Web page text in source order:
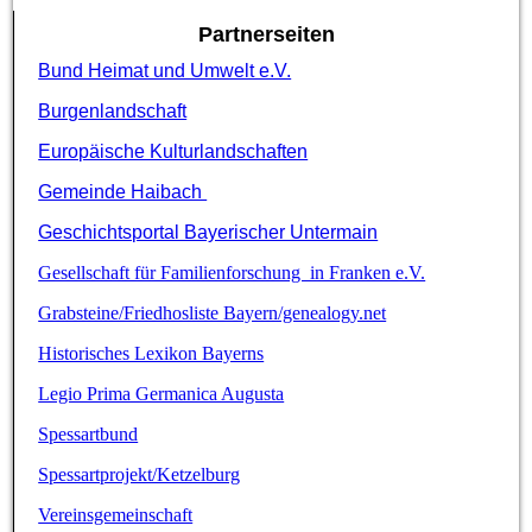
Partnerseiten
Bund Heimat und Umwelt e.V.
Burgenlandschaft
Europäische Kulturlandschaften
Gemeinde Haibach
Geschichtsportal Bayerischer Untermain
Gesellschaft für Familienforschung in Franken e.V.
Grabsteine/Friedhosliste Bayern/genealogy.net
Historisches Lexikon Bayerns
Legio Prima Germanica Augusta
Spessartbund
Spessartprojekt/Ketzelburg
Vereinsgemeinschaft